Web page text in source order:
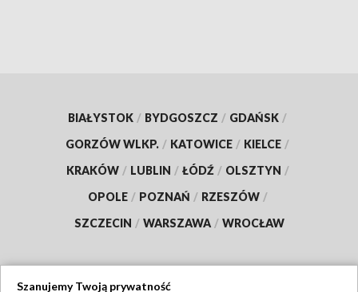
BIAŁYSTOK / BYDGOSZCZ / GDAŃSK /
GORZÓW WLKP. / KATOWICE / KIELCE /
KRAKÓW / LUBLIN / ŁÓDŹ / OLSZTYN /
OPOLE / POZNAŃ / RZESZÓW /
SZCZECIN / WARSZAWA / WROCŁAW
Szanujemy Twoją prywatność